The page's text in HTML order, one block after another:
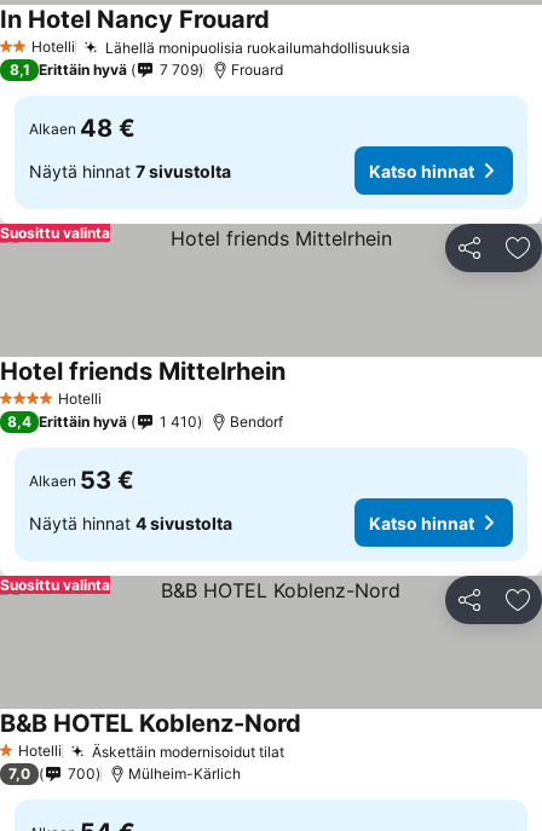
2 Tähtiluokitus
Hotelli Lähellä monipuolisia ruokailumahdollisuuksia
In Hotel Nancy Frouard
8,1 Erittäin hyvä 7 709 Frouard
Alkaen 48 €
Näytä hinnat 7 sivustolta Katso hinnat
Jaa
Suosittu valinta
4 Tähtiluokitus
Hotelli
Hotel friends MittelrheinKatso hinnat
8,4 Erittäin hyvä 1 410 Bendorf
Alkaen 53 €
Näytä hinnat 4 sivustolta Katso hinnat
Jaa
Suosittu valinta
1 Tähtiluokitus
Hotelli Äskettäin modernisoidut tilatKatso hinnat
B&B HOTEL Koblenz-Nord
7,0 700 Mülheim-Kärlich